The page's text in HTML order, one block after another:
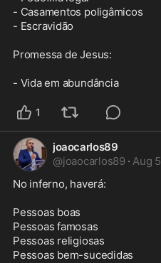
- Casamentos poligâmicos
- Escravidão
Promessa de Jesus:
- Vida em abundância
1
joaocarlos89
@joaocarlos89 · Aug 5
No inferno, haverá:
Pessoas boas
Pessoas famosas
Pessoas religiosas
Pessoas bem-sucedidas